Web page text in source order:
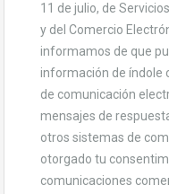
11 de julio, de
y del Comercio
informamos de que
información de índole
de comunicación
mensajes de
otros sistemas de
otorgado tu
comunicaciones